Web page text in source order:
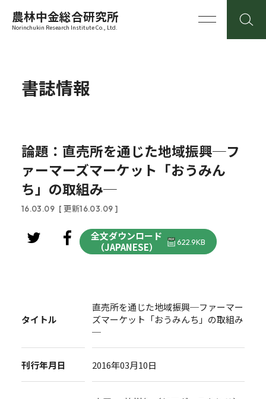
農林中金総合研究所
Norinchukin Research Institute Co., Ltd.
書誌情報
論題：直売所を通じた地域振興─フ
ァーマーズマーケット「おうみん
ち」の取組み─
16.03.09 [ 更新16.03.09 ]
全文ダウンロード
（JAPANESE）
622.9KB
タイトル
直売所を通じた地域振興─ファーマー
ズマーケット「おうみんち」の取組み
─
刊行年月日 2016年03月10日